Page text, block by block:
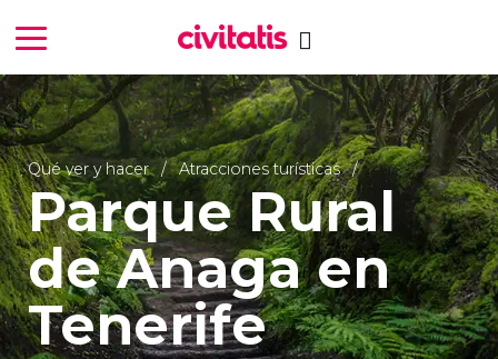
Qué ver y hacer Atracciones turísticas
Parque Rural
de Anaga en
Tenerife